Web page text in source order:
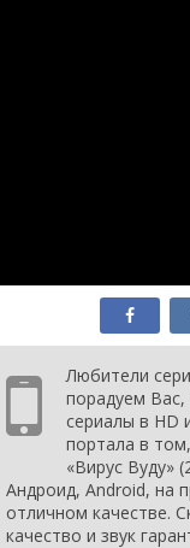
Любители
порадуем
сериалы в HD
портала в
«Вирус Вуду»
Андроид, Android, на
отличном качестве.
качество и звук